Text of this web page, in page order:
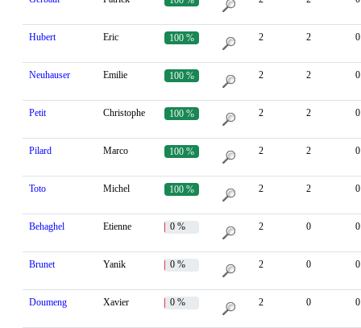
Hubert Eric 100 % 2 2 0
Neuhauser Emilie 100 % 2 2 0
Petit Christophe 100 % 2 2 0
Pilard Marco 100 % 2 2 0
Toto Michel 100 % 2 2 0
Behaghel Etienne 0 % 2 0 0
Brunet Yanik 0 % 2 0 0
Doumeng Xavier 0 % 2 0 0